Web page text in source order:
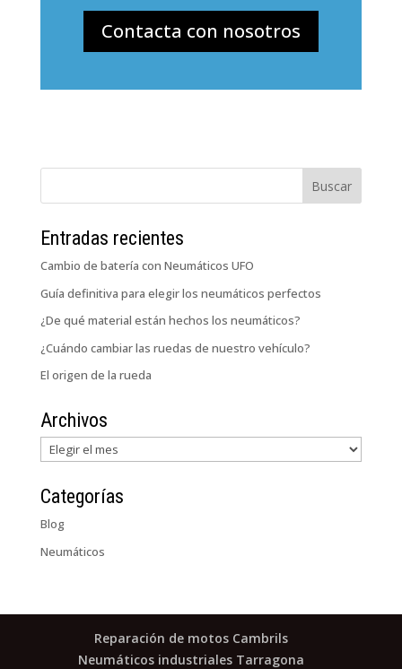
Contacta con nosotros
Entradas recientes
Cambio de batería con Neumáticos UFO
Guía definitiva para elegir los neumáticos perfectos
¿De qué material están hechos los neumáticos?
¿Cuándo cambiar las ruedas de nuestro vehículo?
El origen de la rueda
Archivos
Archivos
Categorías
Blog
Neumáticos
Reparación de motos Cambrils
Neumáticos industriales Tarragona